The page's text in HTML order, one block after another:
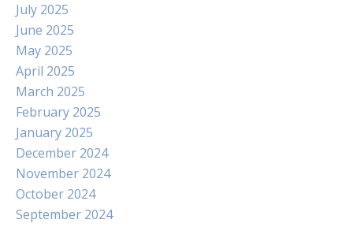
July 2025
June 2025
May 2025
April 2025
March 2025
February 2025
January 2025
December 2024
November 2024
October 2024
September 2024